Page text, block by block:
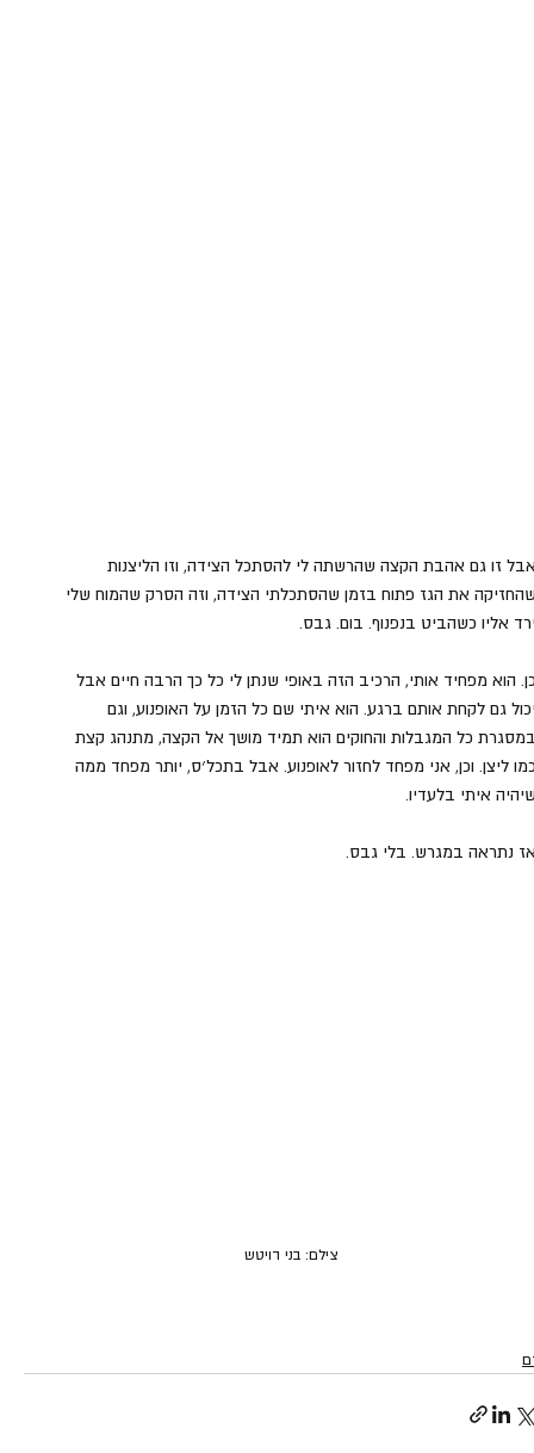
זו גם אהבת הקצה שהרשתה לי להסתכל הצידה, וזו הליצנות
את הגז פתוח בזמן שהסתכלתי הצידה, וזה הסרק שהמוח שלי
אליו כשהביט בנפנוף. בום. גבס.
הוא מפחיד אותי, הרכיב הזה באופי שנתן לי כל כך הרבה חיים אבל
גם לקחת אותם ברגע. הוא איתי שם כל הזמן על האופנוע, וגם
כל המגבלות והחוקים הוא תמיד מושך אל הקצה, מתנהג קצת
ליצן. וכן, אני מפחד לחזור לאופנוע. אבל בתכל׳ס, יותר מפחד ממה
איתי בלעדיו.
נתראה במגרש. בלי גבס.
צילם: בני דויטש